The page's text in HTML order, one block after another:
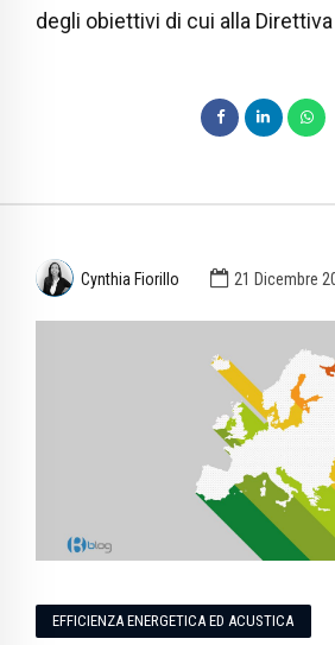
degli obiettivi di cui alla Direttiva
Cynthia Fiorillo 21 Dicembre
EFFICIENZA ENERGETICA ED ACUSTICA